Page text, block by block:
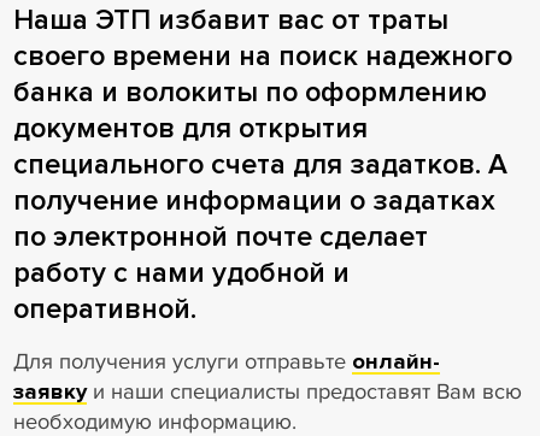
Наша ЭТП избавит вас от траты
своего времени на поиск надежного
банка и волокиты по оформлению
документов для открытия
специального счета для задатков. А
получение информации о задатках
по электронной почте сделает
работу с нами удобной и
оперативной.
Для получения услуги отправьте онлайн-
заявкуи наши специалисты предоставят Вам всю
необходимую информацию.